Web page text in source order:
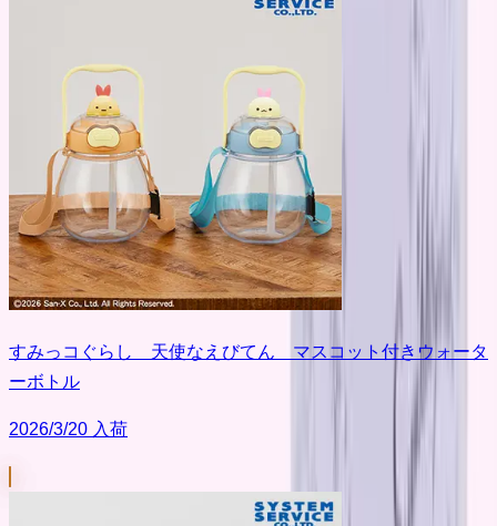
すみっコぐらし 天使なえびてん マスコット付きウォータ
ーボトル
2026/3/20 入荷